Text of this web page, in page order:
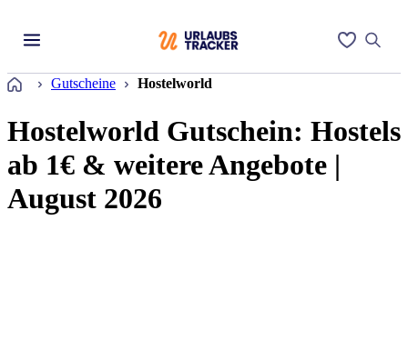
Startseite
Gutscheine Hostelworld
Hostelworld Gutschein: Hostels
ab 1€ & weitere Angebote |
August 2026